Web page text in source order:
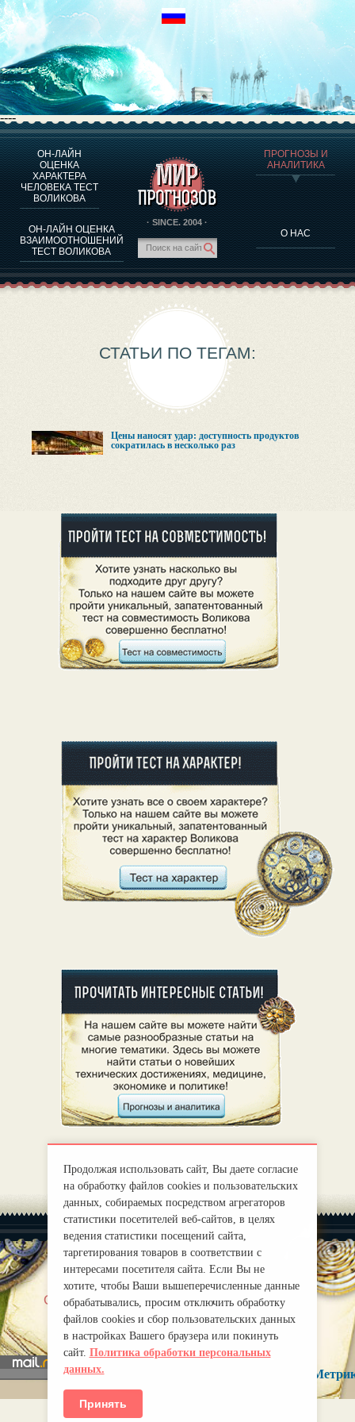
----
ОН-ЛАЙН
ОЦЕНКА
ХАРАКТЕРА
ЧЕЛОВЕКА ТЕСТ
ВОЛИКОВА
ОН-ЛАЙН ОЦЕНКА
ВЗАИМООТНОШЕНИЙ
ТЕСТ ВОЛИКОВА
· SINCE. 2004 ·
ПРОГНОЗЫ И
АНАЛИТИКА
О НАС
О ПРОГРАММЕ
ОЦЕНКА ХАРАКТЕРA ЧЕЛОВЕКА
ОЦЕНКА ХАРАКТЕРА ВЫДАЮЩИХСЯ ЛИЧНОСТЕЙ
О ПРОГРАММЕ
ТЕСТ НА СОВМЕСТИМОСТЬ ВОЛИКОВА
ПРОГНОЗЫ И АНАЛИТИКА
СТАТЬИ ПО ТЕГАМ:
Цены наносят удар: доступность продуктов
сократилась в несколько раз
О нас
Правила
mirprognoz@mail.ru
Продолжая использовать сайт, Вы даете согласие
на обработку файлов cookies и пользовательских
данных, собираемых посредством агрегаторов
статистики посетителей веб-сайтов, в целях
ведения статистики посещений сайта,
таргетирования товаров в соответствии с
интересами посетителя сайта. Если Вы не
хотите, чтобы Ваши вышеперечисленные данные
обрабатывались, просим отключить обработку
файлов cookies и сбор пользовательских данных
в настройках Вашего браузера или покинуть
сайт. Политика обработки персональных
данных.
Принять